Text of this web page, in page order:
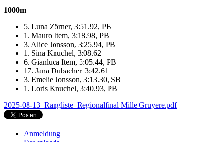
1000m
5. Luna Zörner, 3:51.92, PB
1. Mauro Item, 3:18.98, PB
3. Alice Jonsson, 3:25.94, PB
1. Sina Knuchel, 3:08.62
6. Gianluca Item, 3:05.44, PB
17. Jana Dubacher, 3:42.61
3. Emelie Jonsson, 3:13.30, SB
1. Loris Knuchel, 3:40.93, PB
2025-08-13_Rangliste_Regionalfinal Mille Gruyere.pdf
Anmeldung